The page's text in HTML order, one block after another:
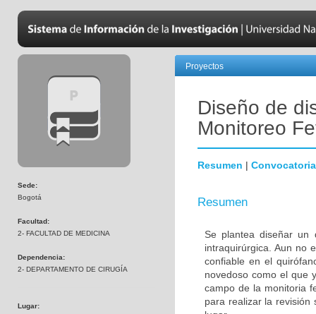
Sede:
Bogotá
Facultad:
2- FACULTAD DE MEDICINA
Dependencia:
2- DEPARTAMENTO DE CIRUGÍA
Lugar:
Proyectos
Diseño de
Monitoreo
Resumen | Convocatoria
Resumen
Se plantea diseñar un
intraquirúrgica. Aun no
confiable en el
novedoso como el que
campo de la monitoria
para realizar la revisión